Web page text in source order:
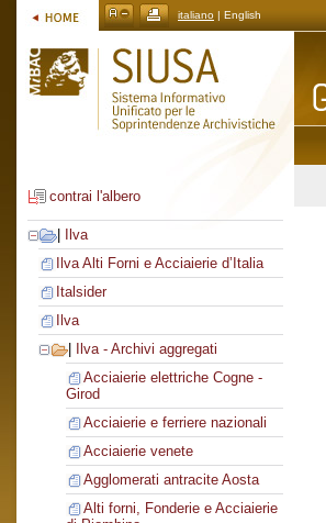
italiano | English
contrai l'albero
Ilva
Ilva Alti Forni e Acciaierie d’Italia
Italsider
Ilva
Ilva - Archivi aggregati
Acciaierie elettriche Cogne -
Girod
Acciaierie e ferriere nazionali
Acciaierie venete
Agglomerati antracite Aosta
Alti forni, Fonderie e Acciaierie